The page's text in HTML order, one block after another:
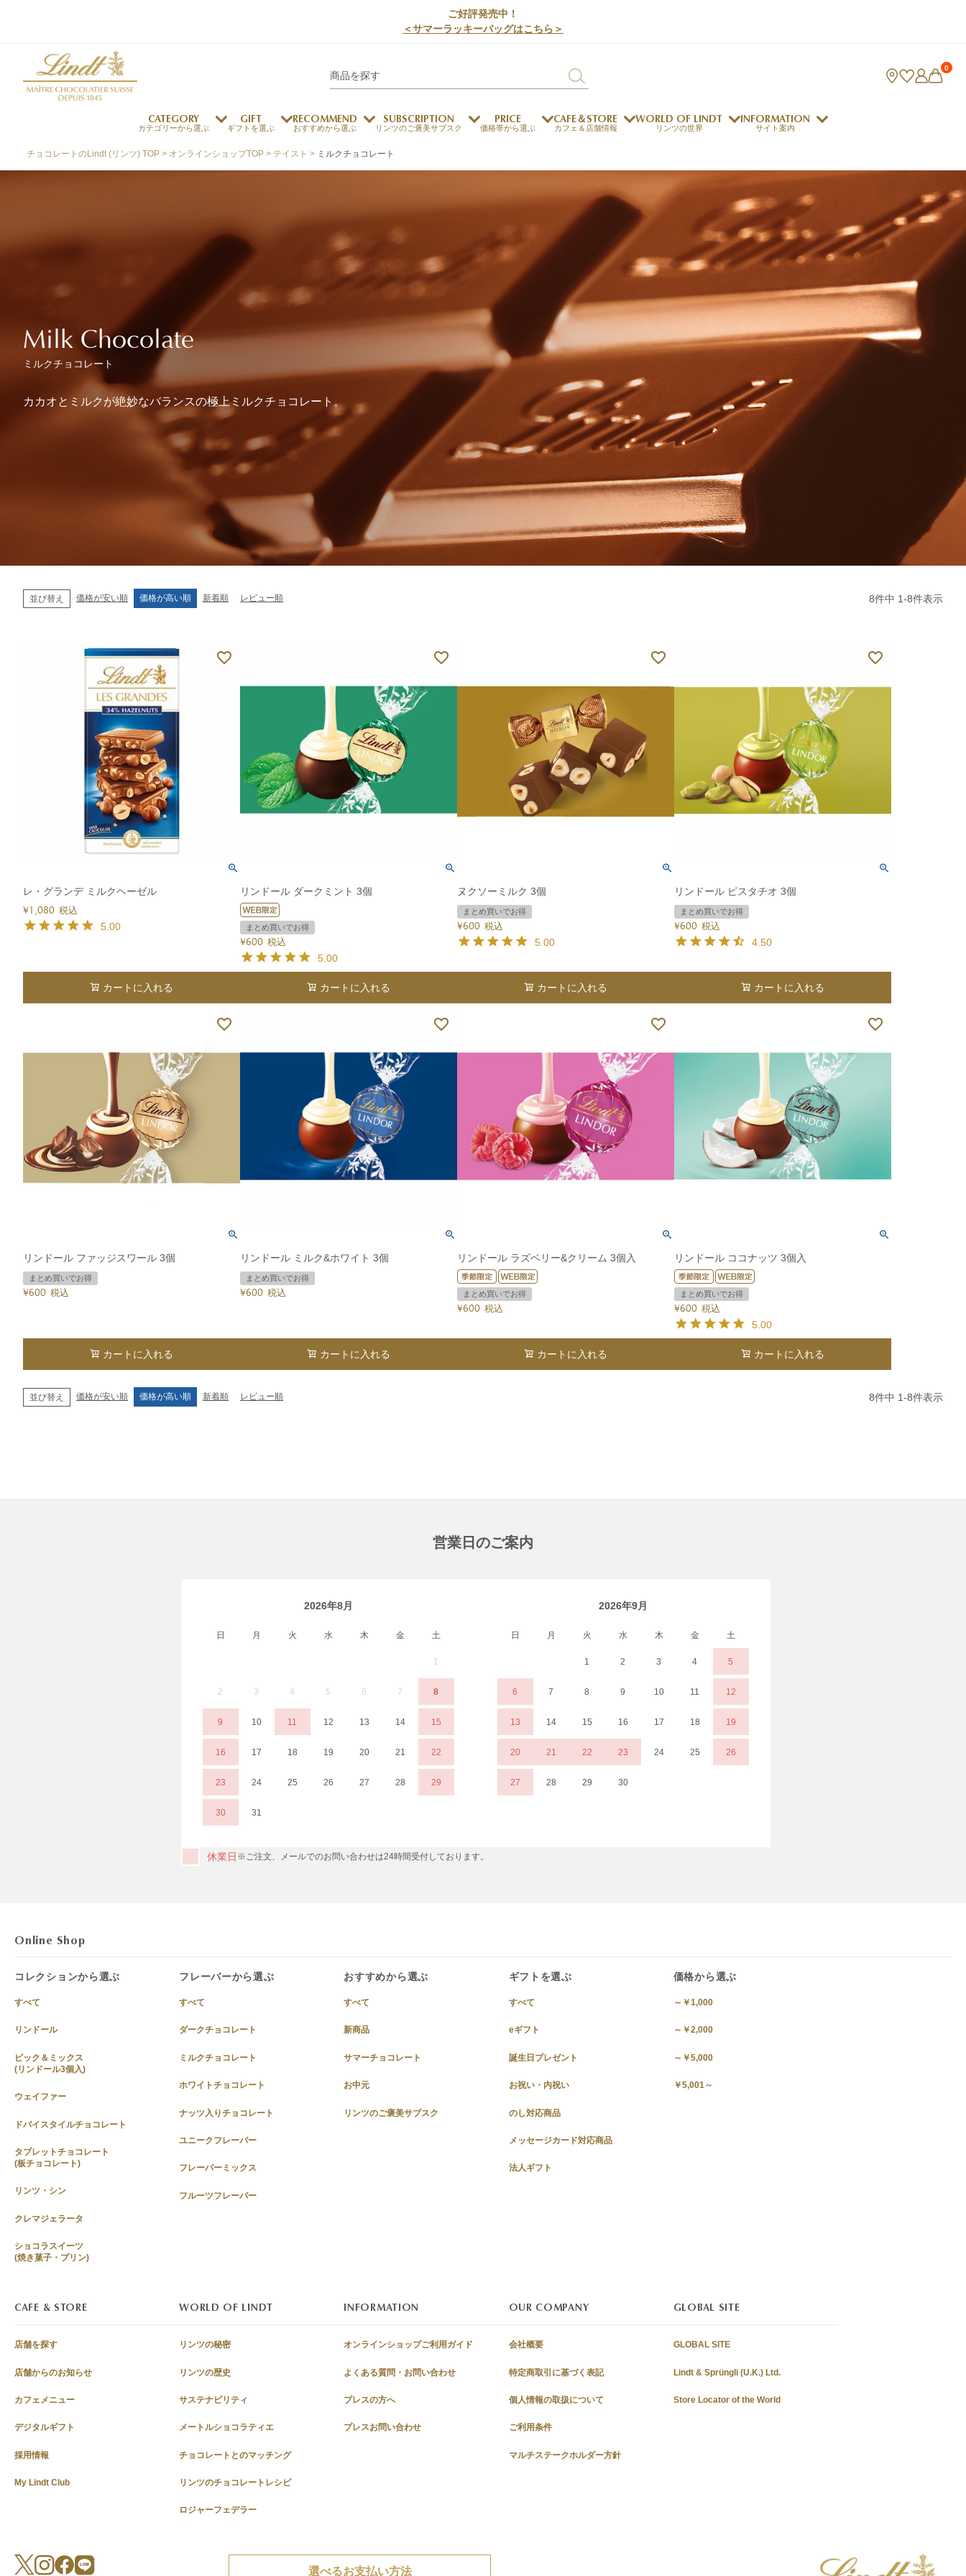
ご好評発売中！
＜サマーラッキーバッグはこちら＞
0
CATEGORY
カテゴリーから選ぶ
フレーバー一覧
リンドール
関連商品一覧
チョコウェイファー
ドバイスタイル
チョコレート
エクセレンス クレマジェラータ
送料無料
GIFT
ギフトを選ぶ
のし対応商品
メッセージカード対応
法人ギフト
すべて
RECOMMEND
おすすめから選ぶ
サマーチョコレート
すべて
SUBSCRIPTION
リンツのご褒美サブスク
リンツのご褒美サブス
PRICE
価格帯から選ぶ
CAFE＆STORE
カフェ＆店舗情報
店舗からのお知らせ カフェメニュー デジタルギフト
WORLD OF LINDT
リンツの世界
リンツの秘密 リンツの歴史 サステナビリティ チョコレートとのマッチング
チョコレートとコーヒー
チョコレートとワイン
チョコレートと紅茶
リンツのチョコレートレシピ
ロジャーフェデラー
INFORMATION
サイト案内
チョコレートのLindt (リンツ) TOP オンラインショップTOP テイスト ミルクチョコレート
Milk Chocolate
ミルクチョコレート
カカオとミルクが絶妙なバランスの極上ミルクチョコレート。
並び替え 価格が安い順 価格が高い順 新着順 レビュー順 8件中 1-8件表示
レ・グランデ ミルクヘーゼル
¥1,080 税込
5.00
カートに入れる
リンドール ダークミント 3個
まとめ買いでお得
¥600 税込
5.00
カートに入れる
ヌクソーミルク 3個
まとめ買いでお得
¥600 税込
5.00
カートに入れる
リンドール ピスタチオ 3個
まとめ買いでお得
¥600 税込
4.50
カートに入れる
リンドール ファッジスワール 3個
まとめ買いでお得
¥600 税込
カートに入れる
リンドール ミルク&ホワイト 3個
まとめ買いでお得
¥600 税込
カートに入れる
リンドール ラズベリー&クリーム 3個入
まとめ買いでお得
¥600 税込
カートに入れる
リンドール ココナッツ 3個入
まとめ買いでお得
¥600 税込
5.00
カートに入れる
並び替え 価格が安い順 価格が高い順 新着順 レビュー順 8件中 1-8件表示
営業日のご案内
2026年8月
日 月 火 水 木 金 土
1
2 3 4 5 6 7 8
9 10 11 12 13 14 15
16 17 18 19 20 21 22
23 24 25 26 27 28 29
30 31
2026年9月
日 月 火 水 木 金 土
1 2 3 4 5
6 7 8 9 10 11 12
13 14 15 16 17 18 19
20 21 22 23 24 25 26
27 28 29 30
休業日 ※ご注文、メールでのお問い合わせは24時間受付しております。
Online Shop
コレクションから選ぶ
すべて
リンドール
ピック＆ミックス
(リンドール3個入)
ウェイファー
ドバイスタイルチョコレート
タブレットチョコレート
(板チョコレート)
リンツ・シン
クレマジェラータ
ショコラスイーツ
(焼き菓子・プリン)
フレーバーから選ぶ
すべて
ダークチョコレート
ミルクチョコレート
ホワイトチョコレート
ナッツ入りチョコレート
ユニークフレーバー
フレーバーミックス
フルーツフレーバー
おすすめから選ぶ
すべて
新商品
サマーチョコレート
お中元
リンツのご褒美サブスク
ギフトを選ぶ
すべて
eギフト
誕生日プレゼント
お祝い・内祝い
のし対応商品
メッセージカード対応商品
法人ギフト
価格から選ぶ
～￥1,000
～￥2,000
～￥5,000
￥5,001～
CAFE & STORE
店舗を探す
店舗からのお知らせ
カフェメニュー
デジタルギフト
採用情報
My Lindt Club
WORLD OF LINDT
リンツの秘密
リンツの歴史
サステナビリティ
メートルショコラティエ
チョコレートとのマッチング
リンツのチョコレートレシピ
ロジャーフェデラー
INFORMATION
オンラインショップご利用ガイド
よくある質問・お問い合わせ
プレスの方へ
プレスお問い合わせ
OUR COMPANY
会社概要
特定商取引に基づく表記
個人情報の取扱について
ご利用条件
マルチステークホルダー方針
GLOBAL SITE
GLOBAL SITE
Lindt & Sprüngli (U.K.) Ltd.
Store Locator of the World
選べるお支払い方法